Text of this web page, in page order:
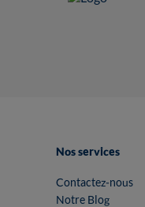
Nos services
Contactez-nous
Notre Blog